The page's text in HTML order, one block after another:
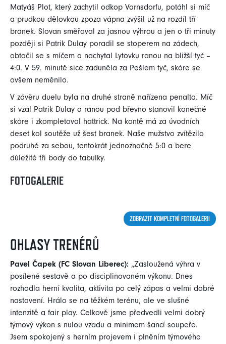
Matyáš Plot, který zachytil odkop Varnsdorfu, potáhl si míč
a prudkou dělovkou zpoza vápna zvýšil už na rozdíl tří
branek. Slovan směřoval za jasnou výhrou a jen o tři minuty
později si Patrik Dulay poradil se stoperem na zádech,
obtočil se s míčem a nachytal Lytovku ranou na bližší tyč –
4:0. V 59. minutě sice zaduněla za Pešlem tyč, skóre se
ovšem neměnilo.
V závěru duelu byla na druhé straně nařízena penalta. Míč
si vzal Patrik Dulay a ranou pod břevno stanovil konečné
skóre i zkompletoval hattrick. Na kontě má za úvodních
deset kol soutěže už šest branek. Naše mužstvo zvítězilo
podruhé za sebou, tentokrát jednoznačně 5:0 a bere
důležité tři body do tabulky.
FOTOGALERIE
ZOBRAZIT KOMPLETNÍ FOTOGALERII
OHLASY TRENÉRŮ
Pavel Čapek (FC Slovan Liberec): „Zasloužená výhra v
posílené sestavě a po disciplinovaném výkonu. Dnes
rozhodla herní kvalita, aktivita po celý zápas a velmi dobré
nastavení. Hrálo se na těžkém terénu, ale ve slušné
intenzitě a fair play. Celkově jsme předvedli velmi dobrý
týmový výkon s nulou vzadu a minimem šancí soupeře.
Jsem spokojený s herním projevem i plněním týmového